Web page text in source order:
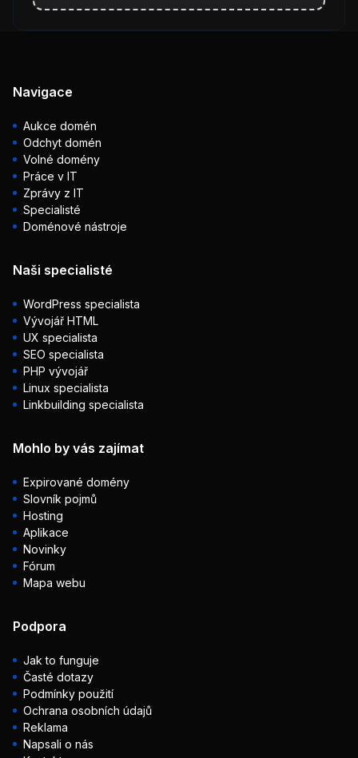
Navigace
Aukce domén
Odchyt domén
Volné domény
Práce v IT
Zprávy z IT
Specialisté
Doménové nástroje
Naši specialisté
WordPress specialista
Vývojář HTML
UX specialista
SEO specialista
PHP vývojář
Linux specialista
Linkbuilding specialista
Mohlo by vás zajímat
Expirované domény
Slovník pojmů
Hosting
Aplikace
Novinky
Fórum
Mapa webu
Podpora
Jak to funguje
Časté dotazy
Podmínky použití
Ochrana osobních údajů
Reklama
Napsali o nás